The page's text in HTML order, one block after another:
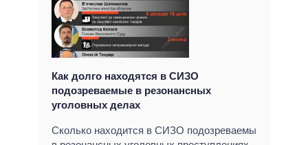
Как долго находятся в СИЗО
подозреваемые в резонансных
уголовных делах
Сколько находится в СИЗО подозреваемы